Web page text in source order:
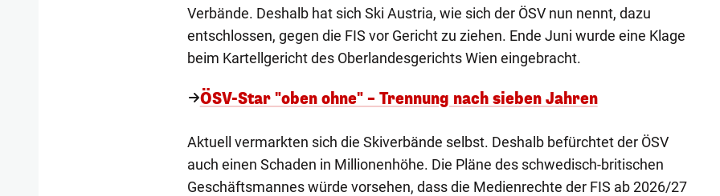
Verbände. Deshalb hat sich Ski Austria, wie sich der ÖSV nun nennt, dazu
entschlossen, gegen die FIS vor Gericht zu ziehen. Ende Juni wurde eine Klage
beim Kartellgericht des Oberlandesgerichts Wien eingebracht.
ÖSV-Star "oben ohne" – Trennung nach sieben Jahren
Aktuell vermarkten sich die Skiverbände selbst. Deshalb befürchtet der ÖSV
auch einen Schaden in Millionenhöhe. Die Pläne des schwedisch-britischen
Geschäftsmannes würde vorsehen, dass die Medienrechte der FIS ab 2026/27